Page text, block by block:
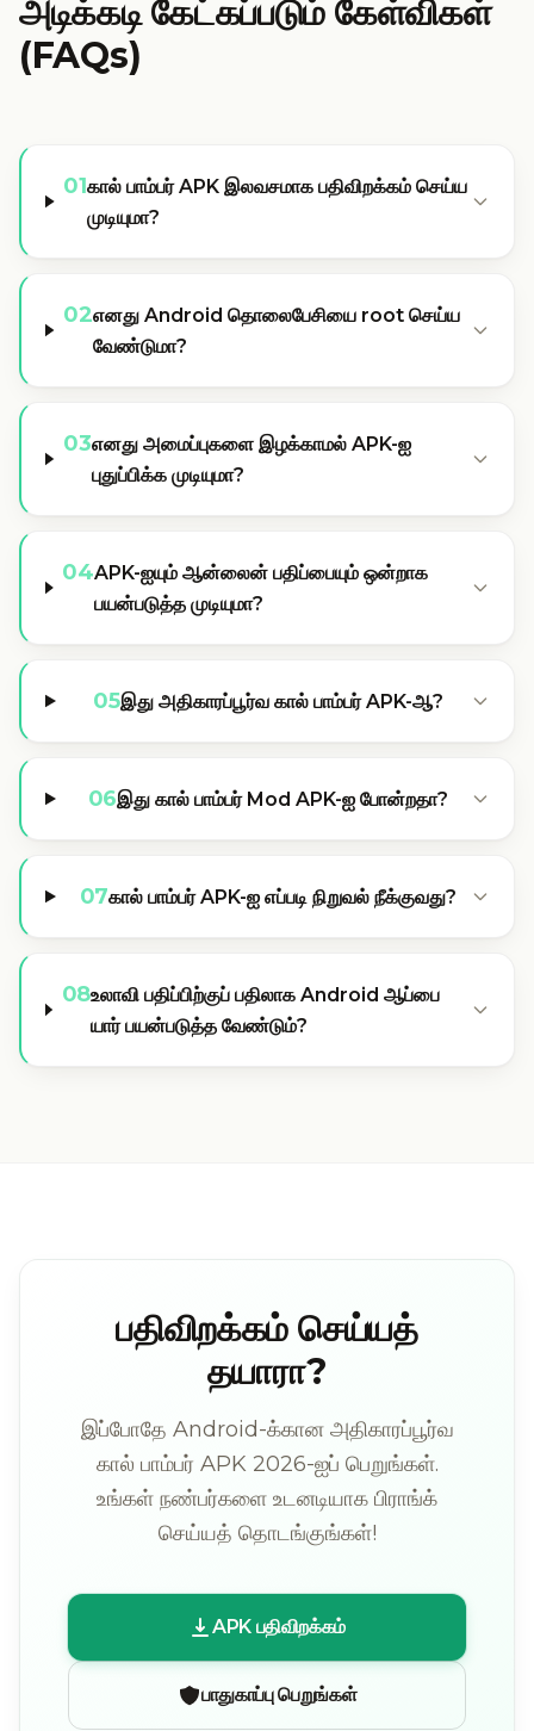
அடிக்கடி கேட்கப்படும் கேள்விகள்
(FAQs)
01கால் பாம்பர் APK இலவசமாக பதிவிறக்கம் செய்ய
முடியுமா?
02எனது Android தொலைபேசியை root செய்ய
வேண்டுமா?
03எனது அமைப்புகளை இழக்காமல் APK-ஐ
புதுப்பிக்க முடியுமா?
04APK-ஐயும் ஆன்லைன் பதிப்பையும் ஒன்றாக
பயன்படுத்த முடியுமா?
05இது அதிகாரப்பூர்வ கால் பாம்பர் APK-ஆ?
06இது கால் பாம்பர் Mod APK-ஐ போன்றதா?
07கால் பாம்பர் APK-ஐ எப்படி நிறுவல் நீக்குவது?
08உலாவி பதிப்பிற்குப் பதிலாக Android ஆப்பை
யார் பயன்படுத்த வேண்டும்?
பதிவிறக்கம் செய்யத்
தயாரா?
இப்போதே Android-க்கான அதிகாரப்பூர்வ
கால் பாம்பர் APK 2026-ஐப் பெறுங்கள்.
உங்கள் நண்பர்களை உடனடியாக பிராங்க்
செய்யத் தொடங்குங்கள்!
APK பதிவிறக்கம்
பாதுகாப்பு பெறுங்கள்